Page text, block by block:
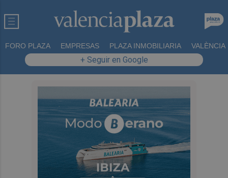
FORO PLAZA EMPRESAS PLAZA INMOBILIARIA VALÈNCIA
+ Seguir en Google